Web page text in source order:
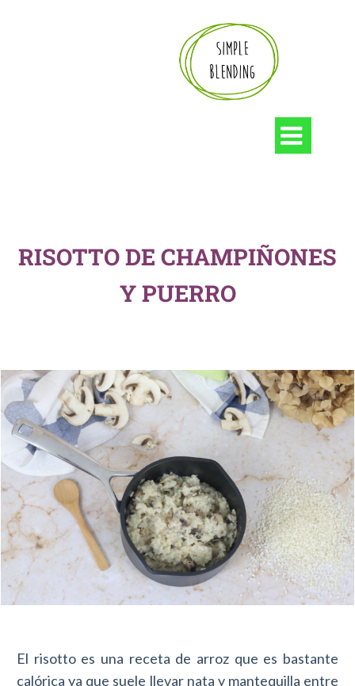

RISOTTO DE CHAMPIÑONES
Y PUERRO
El risotto es una receta de arroz que es bastante
calórica ya que suele llevar nata y mantequilla entre